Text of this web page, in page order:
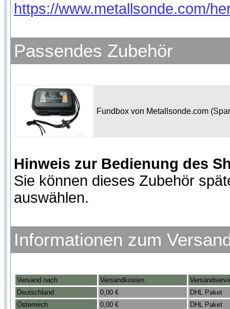
https://www.metallsonde.com/
Passendes Zubehör
Fundbox von Metallsonde.com
Hinweis zur Bedienung des
Sie können dieses Zubehör
auswählen.
Informationen zum
Versand nach Versandkosten
Deutschland
0,00 €
DHL Paket
Österreich
0,00 €
DHL Paket